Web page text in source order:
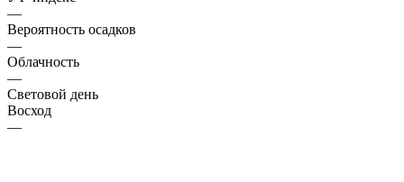
—
Вероятность осадков
—
Облачность
—
Световой день
Восход
—